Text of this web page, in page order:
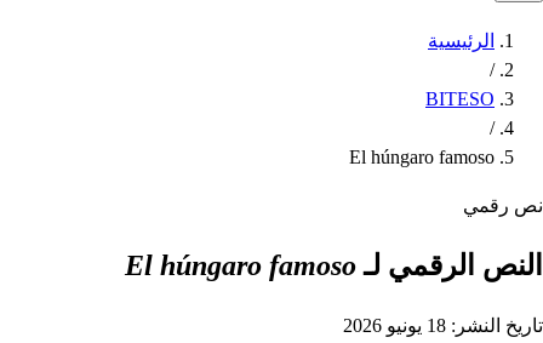
الرئيسية
/
BITESO
/
El húngaro famoso
نص رقمي
النص الرقمي لـEl húngaro famoso
تاريخ النشر: 18 يونيو 2026